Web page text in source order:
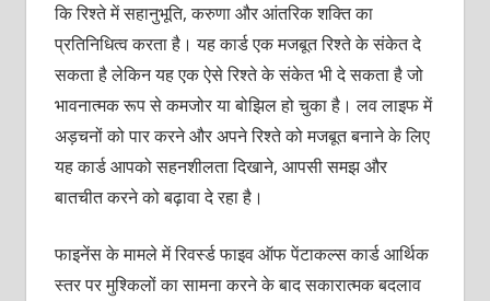
कि रिश्‍ते में सहानुभूति, करुणा और आंतरिक शक्‍ति का
प्रतिनिधित्‍व करता है। यह कार्ड एक मजबूत रिश्‍ते के संकेत दे
सकता है लेकिन यह एक‍ ऐसे रिश्‍ते के संकेत भी दे सकता है जो
भावनात्‍मक रूप से कमजोर या बोझिल हो चुका है। लव लाइफ में
अड़चनों को पार करने और अपने रिश्‍ते को मजबूत बनाने के लिए
यह कार्ड आपको सहनशीलता दिखाने, आपसी समझ और
बातचीत करने को बढ़ावा दे रहा है।
फाइनेंस के मामले में रिवर्स्‍ड फाइव ऑफ पेंटाकल्‍स कार्ड आर्थिक
स्‍तर पर मुश्किलों का सामना करने के बाद सकारात्‍मक बदलाव